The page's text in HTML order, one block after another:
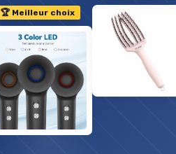
🏆 Meilleur choix